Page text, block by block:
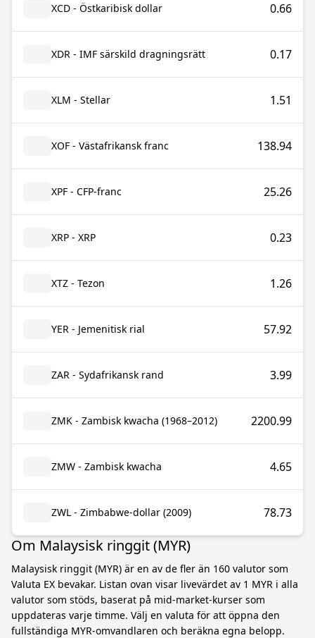
XCD - Östkaribisk dollar 0.66
XDR - IMF särskild dragningsrätt 0.17
XLM - Stellar 1.51
XOF - Västafrikansk franc 138.94
XPF - CFP-franc 25.26
XRP - XRP 0.23
XTZ - Tezon 1.26
YER - Jemenitisk rial 57.92
ZAR - Sydafrikansk rand 3.99
ZMK - Zambisk kwacha (1968–2012) 2200.99
ZMW - Zambisk kwacha 4.65
ZWL - Zimbabwe-dollar (2009) 78.73
Om Malaysisk ringgit (MYR)
Malaysisk ringgit (MYR) är en av de fler än 160 valutor som
Valuta EX bevakar. Listan ovan visar livevärdet av 1 MYR i alla
valutor som stöds, baserat på mid-market-kurser som
uppdateras varje timme. Välj en valuta för att öppna den
fullständiga MYR-omvandlaren och beräkna egna belopp.